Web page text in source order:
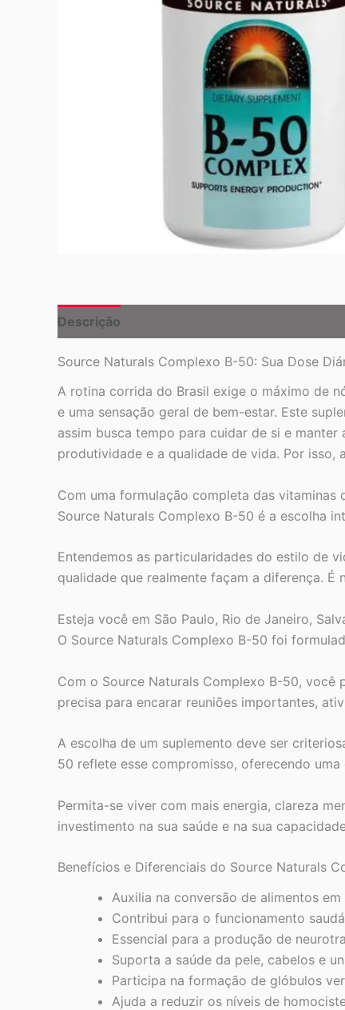
Descrição
Source Naturals Complexo B-50: Sua Dose
A rotina corrida do Brasil exige o máximo de
e uma sensação geral de bem-estar. Este
assim busca tempo para cuidar de si e
produtividade e a qualidade de vida. Por isso,
Com uma formulação completa das
Source Naturals Complexo B-50 é a escolha
Entendemos as particularidades do estilo de
qualidade que realmente façam a diferença.
Esteja você em São Paulo, Rio de Janeiro,
O Source Naturals Complexo B-50 foi
Com o Source Naturals Complexo B-50, você
precisa para encarar reuniões importantes,
A escolha de um suplemento deve ser
50 reflete esse compromisso, oferecendo
Permita-se viver com mais energia, clareza
investimento na sua saúde e na sua
Benefícios e Diferenciais do Source Naturals
Auxilia na conversão de alimentos
Contribui para o funcionamento
Essencial para a produção de
Suporta a saúde da pele, cabelos e
Participa na formação de glóbulos
Ajuda a reduzir os níveis de